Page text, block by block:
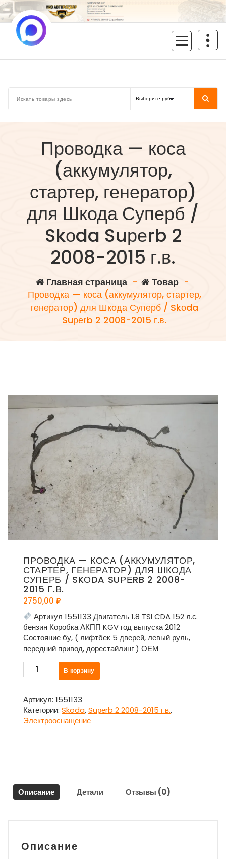
Перейти
к
содержимому
Проводка — коса
(аккумулятор,
стартер, генератор)
для Шкода Суперб /
Skоda Suреrb 2
2008-2015 г.в.
Главная страница- Товар-
Проводка — коса (аккумулятор, стартер,
генератор) для Шкода Суперб / Skоda
Suреrb 2 2008-2015 г.в.
ПРОВОДКА — КОСА (АККУМУЛЯТОР,
СТАРТЕР, ГЕНЕРАТОР) ДЛЯ ШКОДА
СУПЕРБ / SKОDA SUРЕRB 2 2008-
2015 Г.В.
2750,00 ₽
Артикул 1551133 Двигатель 1.8 TSI CDA 152 л.с.
бензин Коробка АКПП KGV год выпуска 2012
Состояние бу, ( лифтбек 5 дверей, левый руль,
передний привод, дорестайлинг ) ОЕМ
Количество
товара
-
коса
(аккумулятор,
/
Skоda
г.в.
В корзину
Артикул: 1551133
Категории: Skoda,Suреrb 2 2008-2015 г.в.,
Электрооснащение
Описание Детали Отзывы (0)
Описание